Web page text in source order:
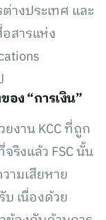
างประเทศ และ
สารแห่ง
อง “การเงิน”
งาน KCC ที่ถูก
ริงแล้ว FSC นั้น
มเสียหาย
เนื่องด้วย